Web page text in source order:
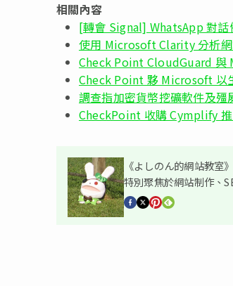
相關內容
[轉會 Signal] WhatsApp 對
使用 Microsoft Clarity 分析
Check Point CloudGuard 與
Check Point 夥 Microsoft 以
調查指加密貨幣挖礦軟件及
CheckPoint 收購 Cymplify
《よしのん的網站教
特別聚焦於網站制作、